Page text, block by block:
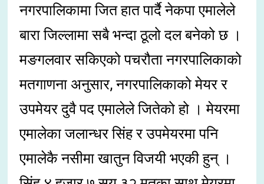
नगरपालिकामा जित हात पार्दै नेकपा एमालेले
बारा जिल्लामा सबै भन्दा ठूलो दल बनेको छ ।
मङगलवार सकिएको पचरौता नगरपालिकाको
मतगाणना अनुसार, नगरपालिकाको मेयर र
उपमेयर दुवै पद एमालेले जितेको हो । मेयरमा
एमालेका जलान्धर सिंह र उपमेयरमा पनि
एमालेकै नसीमा खातुन विजयी भएकी हुन् ।